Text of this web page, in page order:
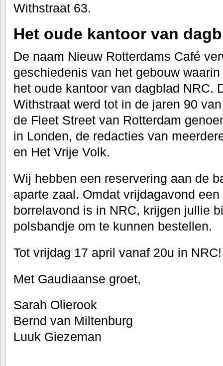
Withstraat 63.
Het oude kantoor van
De naam Nieuw Rotterdams Café
geschiedenis van het gebouw
het oude kantoor van dagblad NRC.
Withstraat werd tot in de jaren 90
de Fleet Street van Rotterdam
in Londen, de redacties van
en Het Vrije Volk.
Wij hebben een reservering aan de
aparte zaal. Omdat vrijdagavond
borrelavond is in NRC, krijgen jullie
polsbandje om te kunnen bestellen.
Tot vrijdag 17 april vanaf 20u in NRC!
Met Gaudiaanse groet,
Sarah Olierook
Bernd van Miltenburg
Luuk Giezeman